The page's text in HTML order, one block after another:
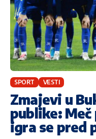
SPORT VESTI
Zmajevi u
publike:
igra se pred